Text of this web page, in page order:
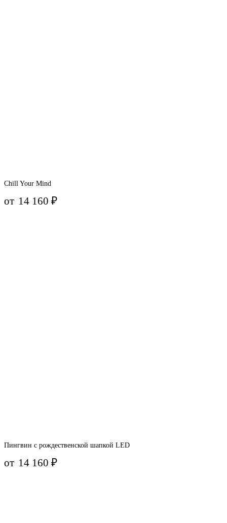
Chill Your Mind
от 14 160₽
Пингвин с рождественской шапкой LED
от 14 160₽